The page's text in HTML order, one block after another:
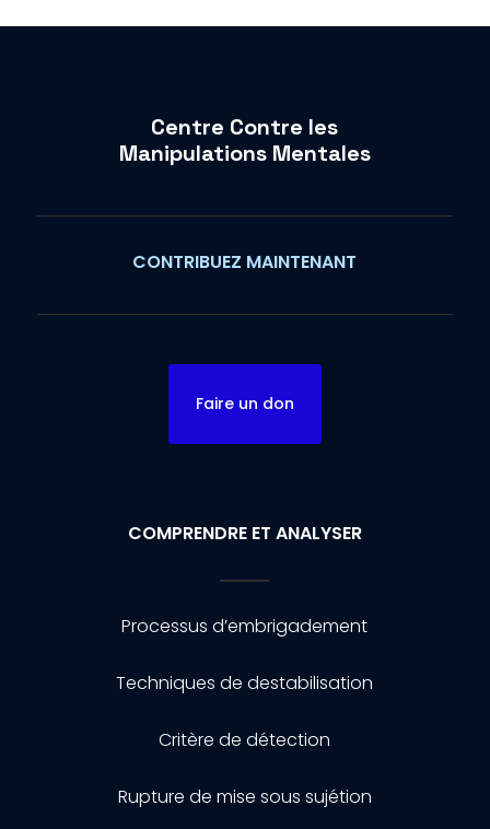
Centre Contre les
Manipulations Mentales
CONTRIBUEZ MAINTENANT
Faire un don
COMPRENDRE ET ANALYSER
Processus d’embrigadement
Techniques de destabilisation
Critère de détection
Rupture de mise sous sujétion